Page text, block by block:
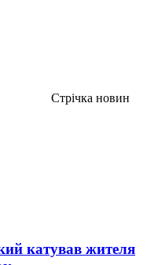
Стрічка новин
катував жителя